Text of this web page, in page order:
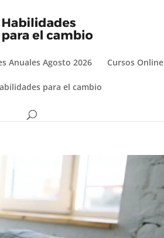
Anuales Agosto 2026 Cursos Online
para el cambio